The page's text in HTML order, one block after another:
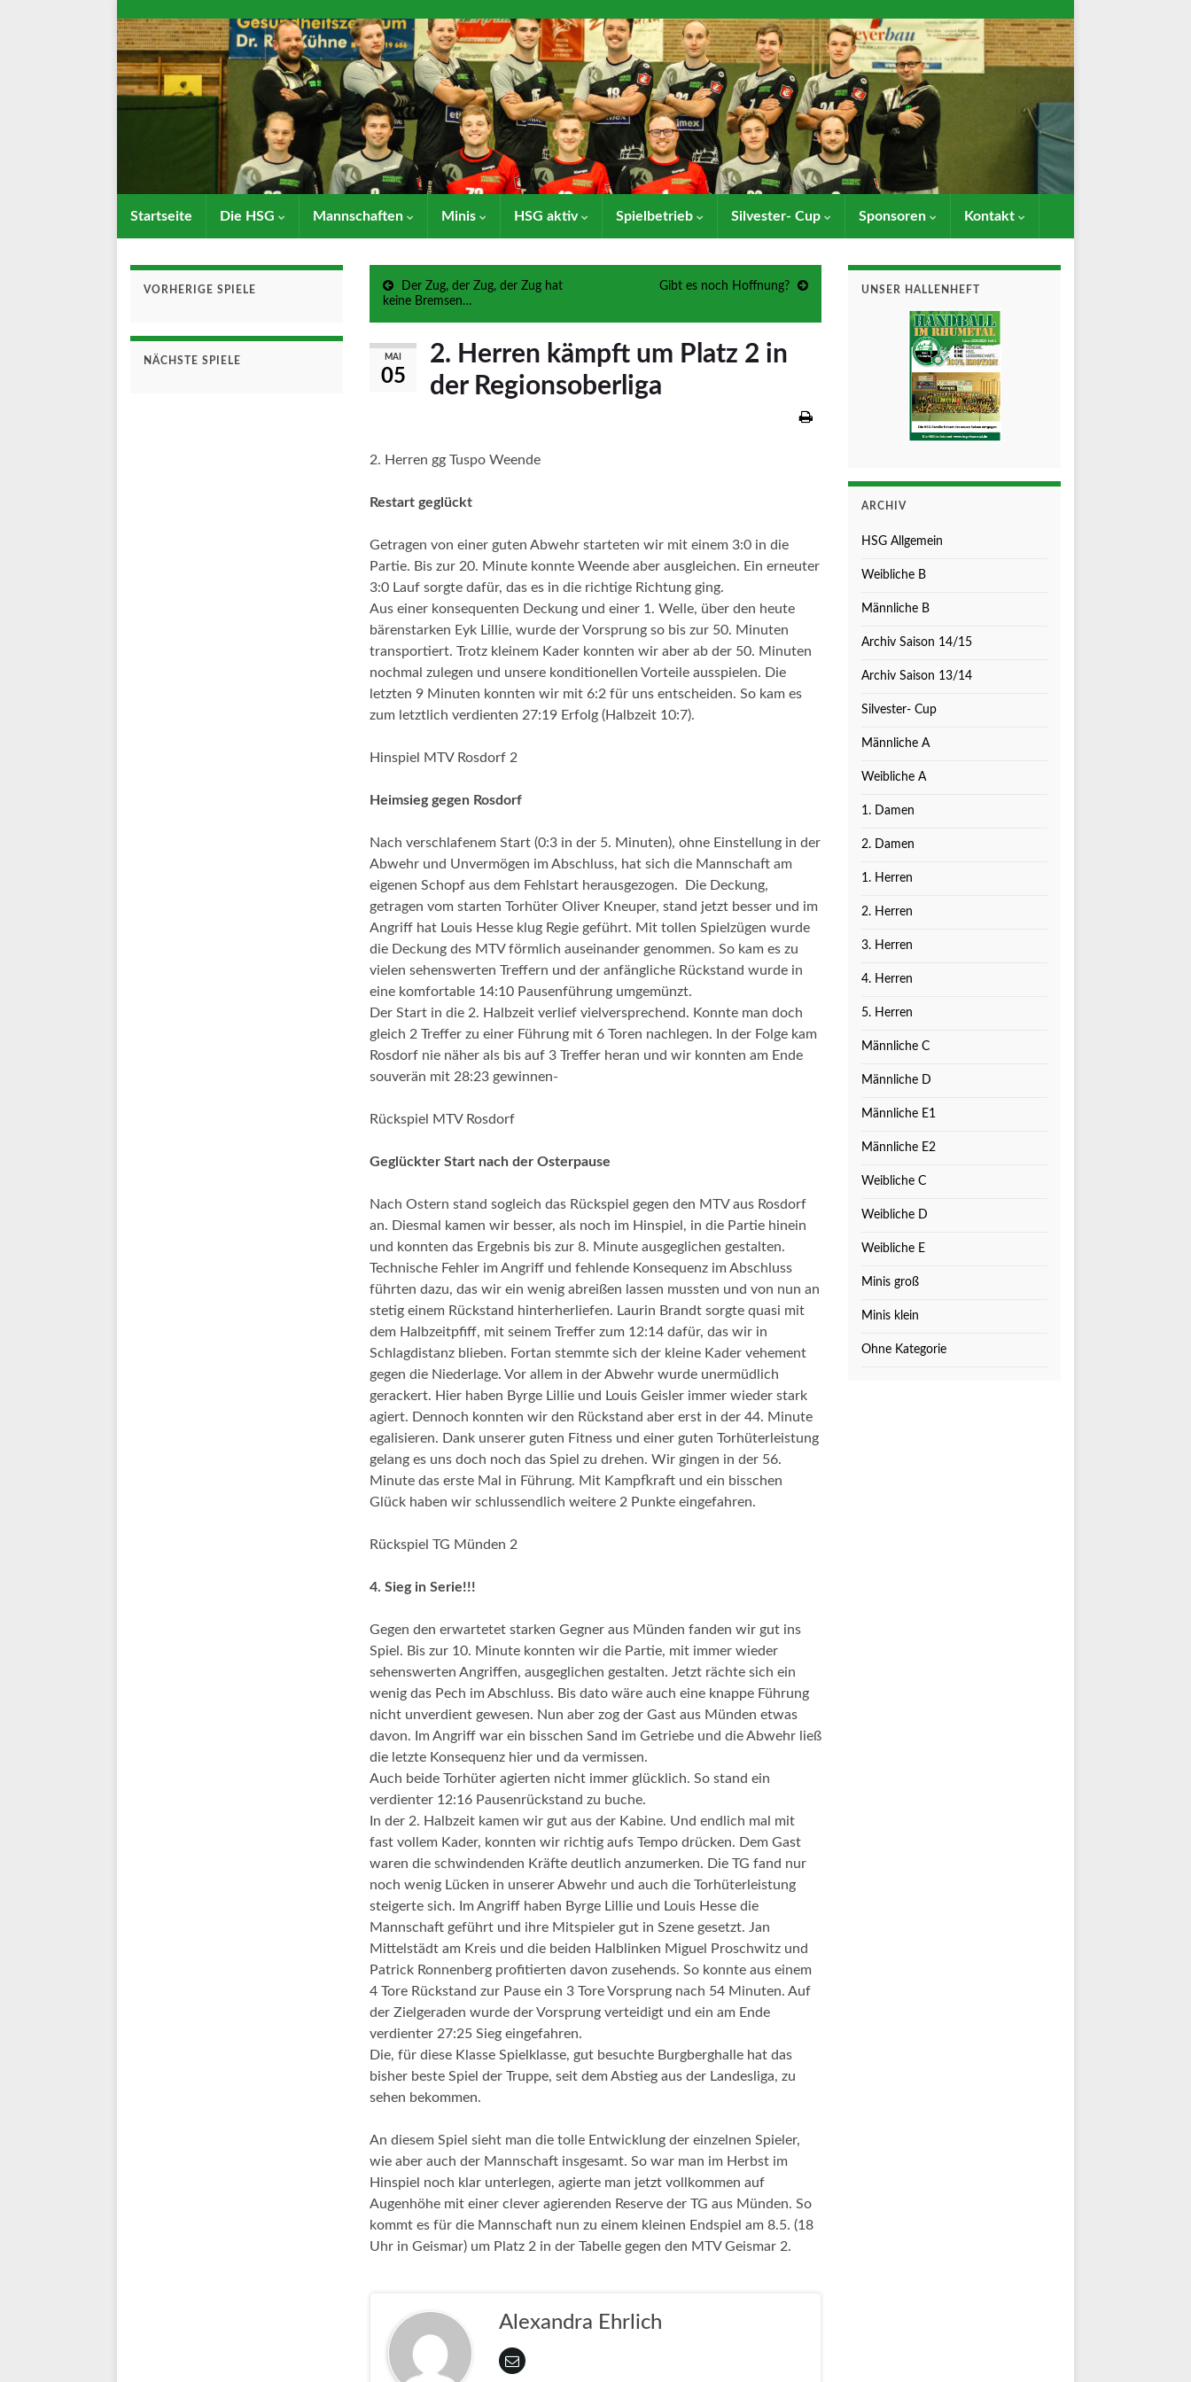
Startseite Die HSG Mannschaften Minis HSG aktiv Spielbetrieb Silvester- Cup Sponsoren Kontakt
Der Zug, der Zug, der Zug hat
keine Bremsen…
Gibt es noch Hoffnung?
MAI
05
2. Herren kämpft um Platz 2 in
der Regionsoberliga
2. Herren gg Tuspo Weende
Restart geglückt
Getragen von einer guten Abwehr starteten wir mit einem 3:0 in die
Partie. Bis zur 20. Minute konnte Weende aber ausgleichen. Ein erneuter
3:0 Lauf sorgte dafür, das es in die richtige Richtung ging.
Aus einer konsequenten Deckung und einer 1. Welle, über den heute
bärenstarken Eyk Lillie, wurde der Vorsprung so bis zur 50. Minuten
transportiert. Trotz kleinem Kader konnten wir aber ab der 50. Minuten
nochmal zulegen und unsere konditionellen Vorteile ausspielen. Die
letzten 9 Minuten konnten wir mit 6:2 für uns entscheiden. So kam es
zum letztlich verdienten 27:19 Erfolg (Halbzeit 10:7).
Hinspiel MTV Rosdorf 2
Heimsieg gegen Rosdorf
Nach verschlafenem Start (0:3 in der 5. Minuten), ohne Einstellung in der
Abwehr und Unvermögen im Abschluss, hat sich die Mannschaft am
eigenen Schopf aus dem Fehlstart herausgezogen. Die Deckung,
getragen vom starten Torhüter Oliver Kneuper, stand jetzt besser und im
Angriff hat Louis Hesse klug Regie geführt. Mit tollen Spielzügen wurde
die Deckung des MTV förmlich auseinander genommen. So kam es zu
vielen sehenswerten Treffern und der anfängliche Rückstand wurde in
eine komfortable 14:10 Pausenführung umgemünzt.
Der Start in die 2. Halbzeit verlief vielversprechend. Konnte man doch
gleich 2 Treffer zu einer Führung mit 6 Toren nachlegen. In der Folge kam
Rosdorf nie näher als bis auf 3 Treffer heran und wir konnten am Ende
souverän mit 28:23 gewinnen-
Rückspiel MTV Rosdorf
Geglückter Start nach der Osterpause
Nach Ostern stand sogleich das Rückspiel gegen den MTV aus Rosdorf
an. Diesmal kamen wir besser, als noch im Hinspiel, in die Partie hinein
und konnten das Ergebnis bis zur 8. Minute ausgeglichen gestalten.
Technische Fehler im Angriff und fehlende Konsequenz im Abschluss
führten dazu, das wir ein wenig abreißen lassen mussten und von nun an
stetig einem Rückstand hinterherliefen. Laurin Brandt sorgte quasi mit
dem Halbzeitpfiff, mit seinem Treffer zum 12:14 dafür, das wir in
Schlagdistanz blieben. Fortan stemmte sich der kleine Kader vehement
gegen die Niederlage. Vor allem in der Abwehr wurde unermüdlich
gerackert. Hier haben Byrge Lillie und Louis Geisler immer wieder stark
agiert. Dennoch konnten wir den Rückstand aber erst in der 44. Minute
egalisieren. Dank unserer guten Fitness und einer guten Torhüterleistung
gelang es uns doch noch das Spiel zu drehen. Wir gingen in der 56.
Minute das erste Mal in Führung. Mit Kampfkraft und ein bisschen
Glück haben wir schlussendlich weitere 2 Punkte eingefahren.
Rückspiel TG Münden 2
4. Sieg in Serie!!!
Gegen den erwartetet starken Gegner aus Münden fanden wir gut ins
Spiel. Bis zur 10. Minute konnten wir die Partie, mit immer wieder
sehenswerten Angriffen, ausgeglichen gestalten. Jetzt rächte sich ein
wenig das Pech im Abschluss. Bis dato wäre auch eine knappe Führung
nicht unverdient gewesen. Nun aber zog der Gast aus Münden etwas
davon. Im Angriff war ein bisschen Sand im Getriebe und die Abwehr ließ
die letzte Konsequenz hier und da vermissen.
Auch beide Torhüter agierten nicht immer glücklich. So stand ein
verdienter 12:16 Pausenrückstand zu buche.
In der 2. Halbzeit kamen wir gut aus der Kabine. Und endlich mal mit
fast vollem Kader, konnten wir richtig aufs Tempo drücken. Dem Gast
waren die schwindenden Kräfte deutlich anzumerken. Die TG fand nur
noch wenig Lücken in unserer Abwehr und auch die Torhüterleistung
steigerte sich. Im Angriff haben Byrge Lillie und Louis Hesse die
Mannschaft geführt und ihre Mitspieler gut in Szene gesetzt. Jan
Mittelstädt am Kreis und die beiden Halblinken Miguel Proschwitz und
Patrick Ronnenberg profitierten davon zusehends. So konnte aus einem
4 Tore Rückstand zur Pause ein 3 Tore Vorsprung nach 54 Minuten. Auf
der Zielgeraden wurde der Vorsprung verteidigt und ein am Ende
verdienter 27:25 Sieg eingefahren.
Die, für diese Klasse Spielklasse, gut besuchte Burgberghalle hat das
bisher beste Spiel der Truppe, seit dem Abstieg aus der Landesliga, zu
sehen bekommen.
An diesem Spiel sieht man die tolle Entwicklung der einzelnen Spieler,
wie aber auch der Mannschaft insgesamt. So war man im Herbst im
Hinspiel noch klar unterlegen, agierte man jetzt vollkommen auf
Augenhöhe mit einer clever agierenden Reserve der TG aus Münden. So
kommt es für die Mannschaft nun zu einem kleinen Endspiel am 8.5. (18
Uhr in Geismar) um Platz 2 in der Tabelle gegen den MTV Geismar 2.
Alexandra Ehrlich
VORHERIGE SPIELE
NÄCHSTE SPIELE
UNSER HALLENHEFT
ARCHIV
HSG Allgemein
Weibliche B
Männliche B
Archiv Saison 14/15
Archiv Saison 13/14
Silvester- Cup
Männliche A
Weibliche A
1. Damen
2. Damen
1. Herren
2. Herren
3. Herren
4. Herren
5. Herren
Männliche C
Männliche D
Männliche E1
Männliche E2
Weibliche C
Weibliche D
Weibliche E
Minis groß
Minis klein
Ohne Kategorie